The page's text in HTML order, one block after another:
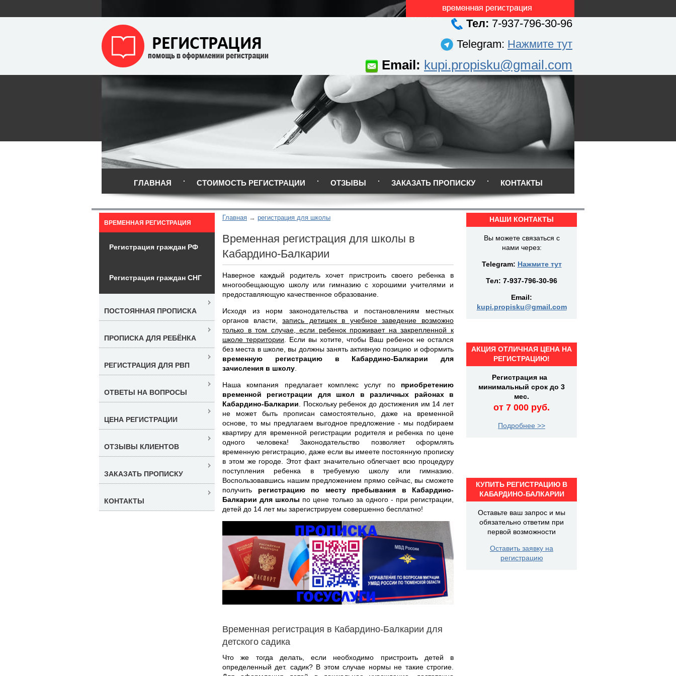
Тел: 7-937-796-30-96
Telegram: Нажмите тут
Email: kupi.propisku@gmail.com
ГЛАВНАЯ СТОИМОСТЬ РЕГИСТРАЦИИ ОТЗЫВЫ ЗАКАЗАТЬ ПРОПИСКУ КОНТАКТЫ
Главная регистрация для школы
Временная регистрация для школы в
Кабардино-Балкарии
Наверное каждый родитель хочет пристроить своего ребенка в
многообещающую школу или гимназию с хорошими учителями и
предоставляющую качественное образование.
Исходя из норм законодательства и постановлениям местных
органов власти,запись детишек в учебное заведение возможно
только в том случае, если ребенок проживает на закрепленной к
школе территории . Если вы хотите, чтобы Ваш ребенок не остался
без места в школе, вы должны занять активную позицию и оформить
временную регистрацию в Кабардино-Балкарии для
зачисления в школу
Наша компания предлагает комплекс услуг по приобретению
временной регистрации для школ в различных районах в
Кабардино-Балкарии . Поскольку ребенок до достижения им 14 лет
не может быть прописан самостоятельно, даже на временной
основе, то мы предлагаем выгодное предложение - мы подбираем
квартиру для временной регистрации родителя и ребенка по цене
одного человека! Законодательство позволяет оформлять
временную регистрацию, даже если вы имеете постоянную прописку
в этом же городе. Этот факт значительно облегчает всю процедуру
поступления ребенка в требуемую школу или гимназию.
Воспользовавшись нашим предложением прямо сейчас, вы сможете
получить регистрацию по месту пребывания в Кабардино-
Балкарии для школы по цене только за одного - при регистрации,
детей до 14 лет мы зарегистрируем совершенно бесплатно!
Временная регистрация в Кабардино-Балкарии для
детского садика
Что же тогда делать, если необходимо пристроить детей в
определенный дет. садик? В этом случае нормы не такие строгие.
ВРЕМЕННАЯ РЕГИСТРАЦИЯ
Регистрация граждан РФ
Регистрация граждан СНГ
ПОСТОЯННАЯ ПРОПИСКА
ПРОПИСКА ДЛЯ РЕБЁНКА
РЕГИСТРАЦИЯ ДЛЯ РВП
ОТВЕТЫ НА ВОПРОСЫ
ЦЕНА РЕГИСТРАЦИИ
ОТЗЫВЫ КЛИЕНТОВ
ЗАКАЗАТЬ ПРОПИСКУ
КОНТАКТЫ
НАШИ КОНТАКТЫ
Вы можете связаться с
нами через:
Telegram: Нажмите тут
Тел: 7-937-796-30-96
Email:
kupi.propisku@gmail.com
АКЦИЯ ОТЛИЧНАЯ ЦЕНА НА
РЕГИСТРАЦИЮ!
Регистрация на
минимальный срок до 3
мес.
от 7 000 руб.
Подробнее >>
КУПИТЬ РЕГИСТРАЦИЮ В
КАБАРДИНО-БАЛКАРИИ
Оставьте ваш запрос и мы
обязательно ответим при
первой возможности
Оставить заявку на
регистрацию